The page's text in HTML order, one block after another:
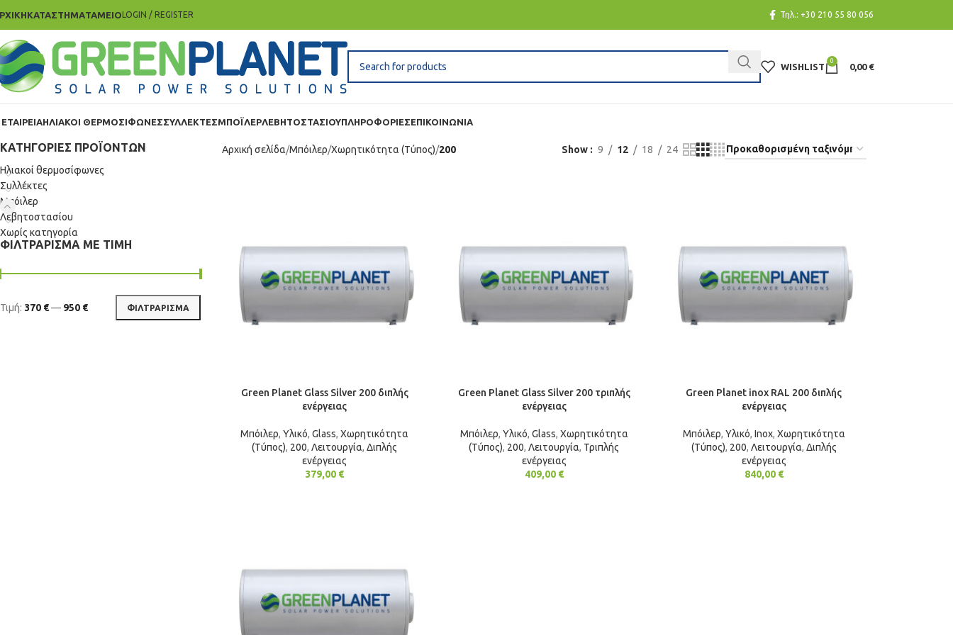
ΚΑΤΑΣΤΗΜΑΤΑΜΕΊΟLOGIN / REGISTER Τηλ.: +30 210 55 80 056
WISHLIST
0
0,00 €
ΗΛΙΑΚΟΊ ΘΕΡΜΟΣΊΦΩΝΕΣΣΥΛΛΈΚΤΕΣΜΠΌΙΛΕΡΛΕΒΗΤΟΣΤΑΣΊΟΥΠΛΗΡΟΦΟΡΙΕΣΕΠΙΚΟΙΝΩΝΙΑ
ΚΑΤΗΓΟΡΊΕΣ ΠΡΟΪΌΝΤΩΝ
Ηλιακοί θερμοσίφωνες
Συλλέκτες
Μπόιλερ
Λεβητοστασίου
Χωρίς κατηγορία
ΦΙΛΤΡΆΡΙΣΜΑ ΜΕ ΤΙΜΉ
ΦΙΛΤΡΆΡΙΣΜΑ
Τιμή: 370 €— 950 €
Αρχική σελίδα Μπόιλερ Χωρητικότητα (Τύπος) 200 Show 9 12 18 24
Green Planet Glass Silver 200 διπλής
ενέργειας
Μπόιλερ,Υλικό,Glass,Χωρητικότητα
(Τύπος), 200,Λειτουργία,Διπλής
ενέργειας
379,00 €
Green Planet Glass Silver 200 τριπλής
ενέργειας
Μπόιλερ, Υλικό, Glass, Χωρητικότητα
(Τύπος), 200,Λειτουργία, Τριπλής
ενέργειας
409,00 €
Green Planet inox RAL 200 διπλής
ενέργειας
Μπόιλερ, Υλικό, Inox, Χωρητικότητα
(Τύπος), 200, Λειτουργία, Διπλής
ενέργειας
840,00 €